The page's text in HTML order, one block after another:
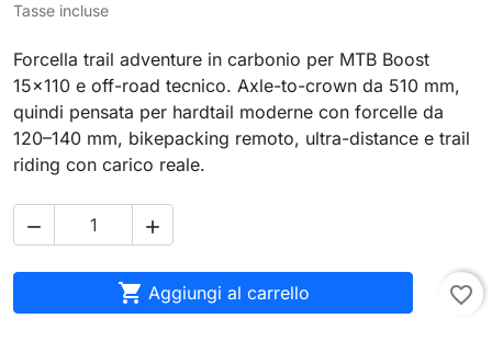
Tasse incluse
Forcella trail adventure in carbonio per MTB Boost
15×110 e off-road tecnico. Axle-to-crown da 510 mm,
quindi pensata per hardtail moderne con forcelle da
120–140 mm, bikepacking remoto, ultra-distance e trail
riding con carico reale.
 
 Aggiungi al carrello favorite_border